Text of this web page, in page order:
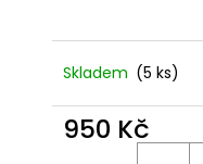
Skladem (5 ks)
950 Kč